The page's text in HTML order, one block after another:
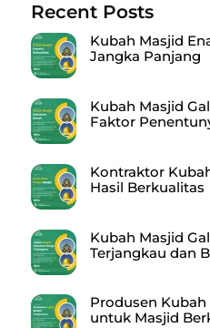
Recent Posts
Kubah Masjid
Jangka Panjang
Kubah Masjid
Faktor
Kontraktor
Hasil Berkualitas
Kubah Masjid
Terjangkau dan
Produsen Kubah
untuk Masjid